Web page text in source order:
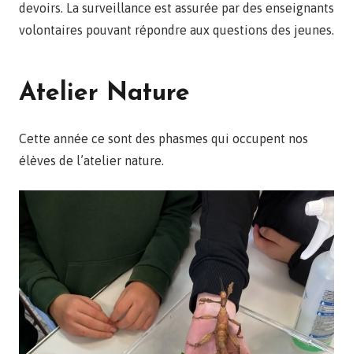
devoirs. La surveillance est assurée par des enseignants
volontaires pouvant répondre aux questions des jeunes.
Atelier Nature
Cette année ce sont des phasmes qui occupent nos
élèves de l’atelier nature.